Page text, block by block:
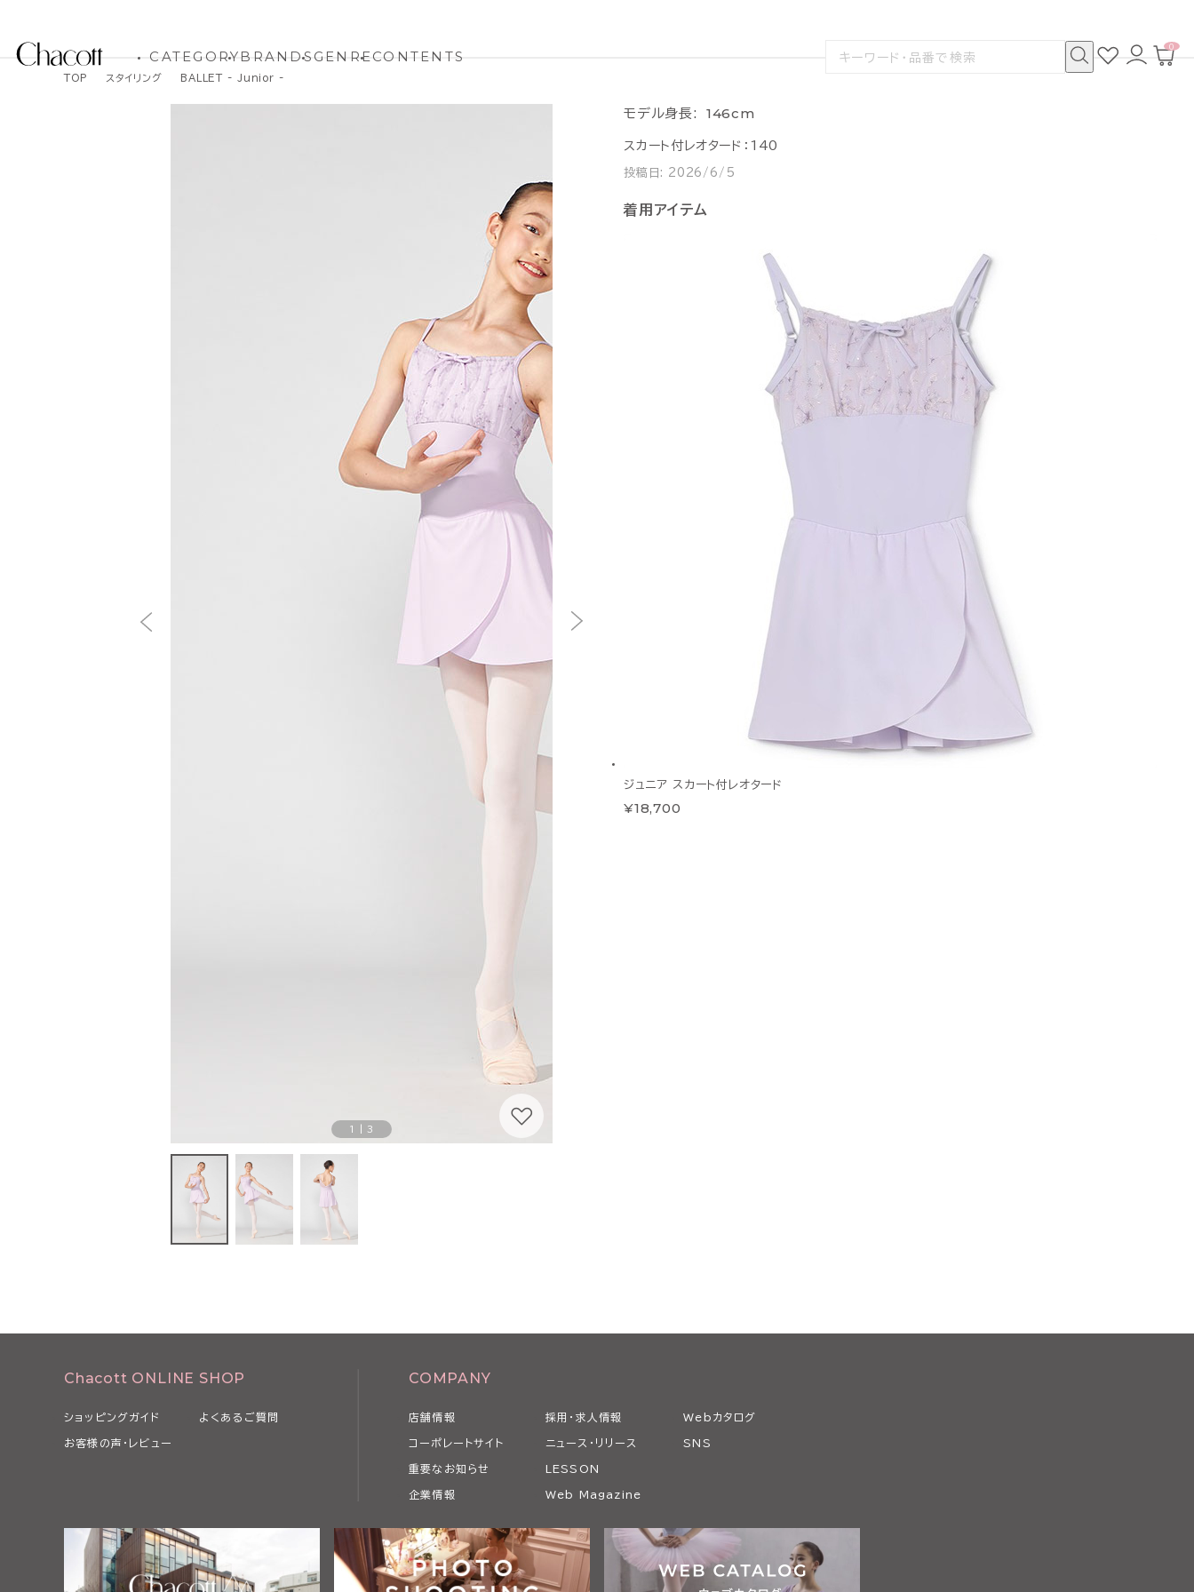
CATEGORYBRANDSGENRECONTENTS
検
お
気
ロ
グ
カ
0
TOP スタイリング BALLET - Junior -
1 3
モデル身長: 146cm
スカート付レオタード：140
投稿日: 2026/6/5
着用アイテム
ジュニア スカート付レオタード
¥18,700
Chacott ONLINE SHOP
ショッピングガイド よくあるご質問
お客様の声・レビュー
COMPANY
店舗情報
コーポレートサイト
重要なお知らせ
企業情報
採用・求人情報
ニュース・リリース
LESSON
Web Magazine
Webカタログ
SNS